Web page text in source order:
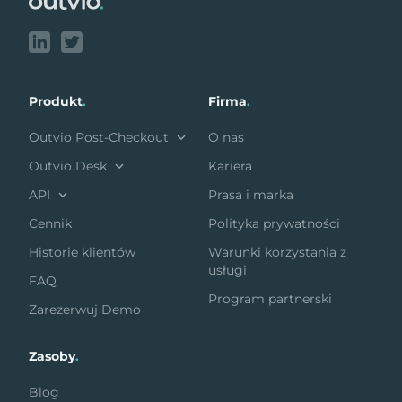
Produkt.
Outvio Post-Checkout
Outvio Desk
API
Cennik
Historie klientów
FAQ
Zarezerwuj Demo
Firma.
O nas
Kariera
Prasa i marka
Polityka prywatności
Warunki korzystania z
usługi
Program partnerski
Zasoby.
Blog